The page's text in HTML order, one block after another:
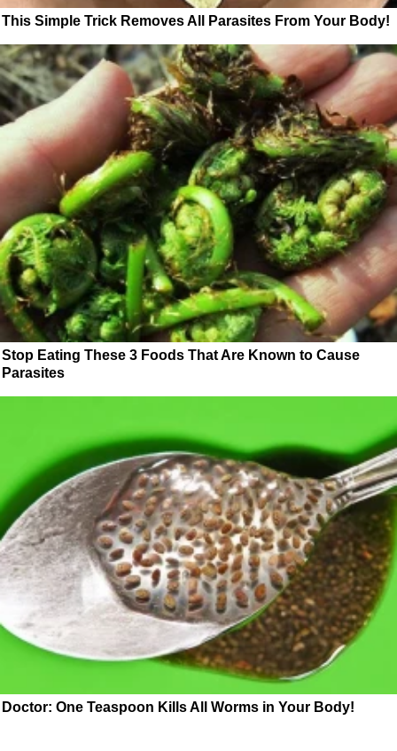
This Simple Trick Removes All Parasites From Your Body!
Stop Eating These 3 Foods That Are Known to Cause
Parasites
Doctor: One Teaspoon Kills All Worms in Your Body!